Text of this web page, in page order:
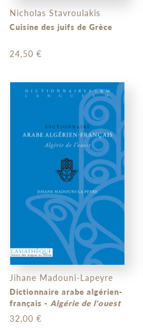
Nicholas Stavroulakis
Cuisine des juifs de Grèce
24,50 €
Jihane Madouni-Lapeyre
Dictionnaire arabe algérien-
français - Algérie de l'ouest
32,00 €